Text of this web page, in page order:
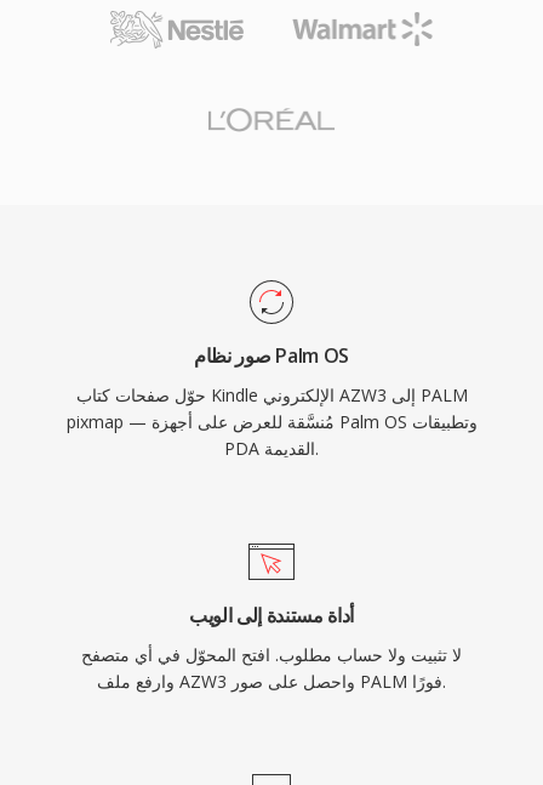
صور نظام Palm OS
حوّل صفحات كتاب Kindle الإلكتروني AZW3 إلى PALM
pixmap — مُنسَّقة للعرض على أجهزة Palm OS وتطبيقات
PDA القديمة.
أداة مستندة إلى الويب
لا تثبيت ولا حساب مطلوب. افتح المحوّل في أي متصفح
وارفع ملف AZW3 واحصل على صور PALM فورًا.